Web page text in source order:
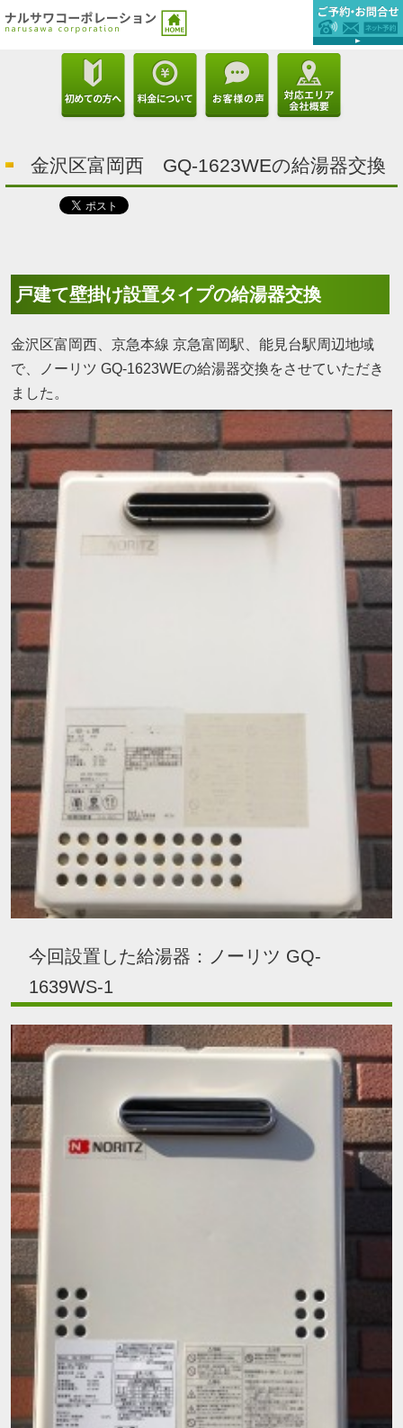
金沢区富岡西 GQ-1623WEの給湯器交換
戸建て壁掛け設置タイプの給湯器交換
金沢区富岡西、京急本線 京急富岡駅、能見台駅周辺地域
で、ノーリツ GQ-1623WEの給湯器交換をさせていただき
ました。
今回設置した給湯器：ノーリツ GQ-
1639WS-1